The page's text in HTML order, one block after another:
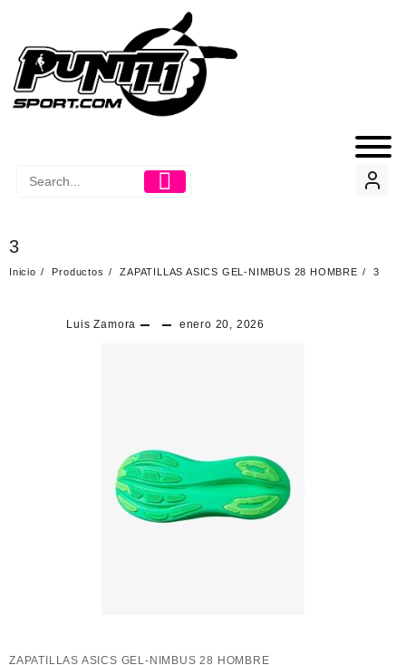
3
Inicio Productos ZAPATILLAS ASICS GEL-NIMBUS 28 HOMBRE 3
Luis Zamora enero 20, 2026
ZAPATILLAS ASICS GEL-NIMBUS 28 HOMBRE